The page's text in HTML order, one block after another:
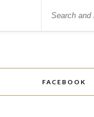
FACEBOOK